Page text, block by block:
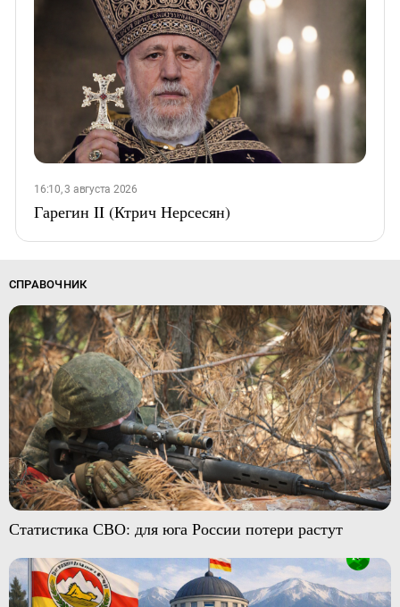
16:10, 3 августа 2026
Гарегин II (Ктрич Нерсесян)
СПРАВОЧНИК
Статистика СВО: для юга России потери растут